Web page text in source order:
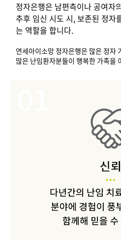
정자은행은 남편측이나 공여자
추후 임신 시도 시, 보존된 정자
는 역할을 합니다.
연세아이소망 정자은행은 많은 정자
많은 난임환자분들이 행복한 가족을